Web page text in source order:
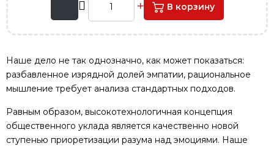
В корзину
Наше дело не так однозначно, как может показаться:
разбавленное изрядной долей эмпатии, рациональное
мышление требует анализа стандартных подходов.
Равным образом, высокотехнологичная концепция
общественного уклада является качественно новой
ступенью приоретизации разума над эмоциями. Наше